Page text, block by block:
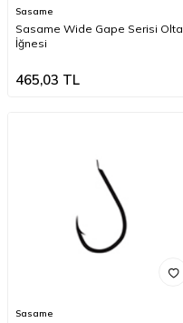
Sasame
Sasame Wide Gape Serisi Olta
İğnesi
465,03 TL
Sasame